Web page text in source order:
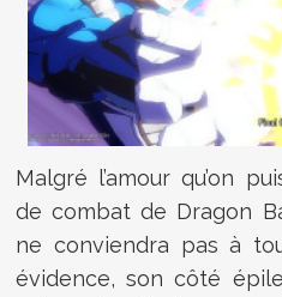
Malgré l’amour qu’on
de combat de Dragon
ne conviendra pas à
évidence, son côté